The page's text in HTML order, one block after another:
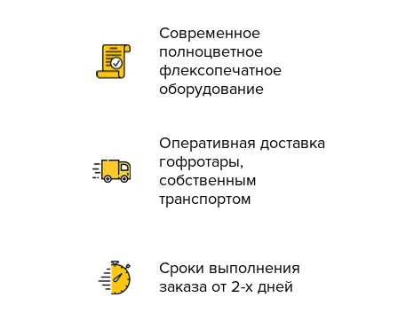
Современное
полноцветное
флексопечатное
оборудование
Оперативная доставка
гофротары,
собственным
транспортом
Сроки выполнения
заказа от 2-х дней